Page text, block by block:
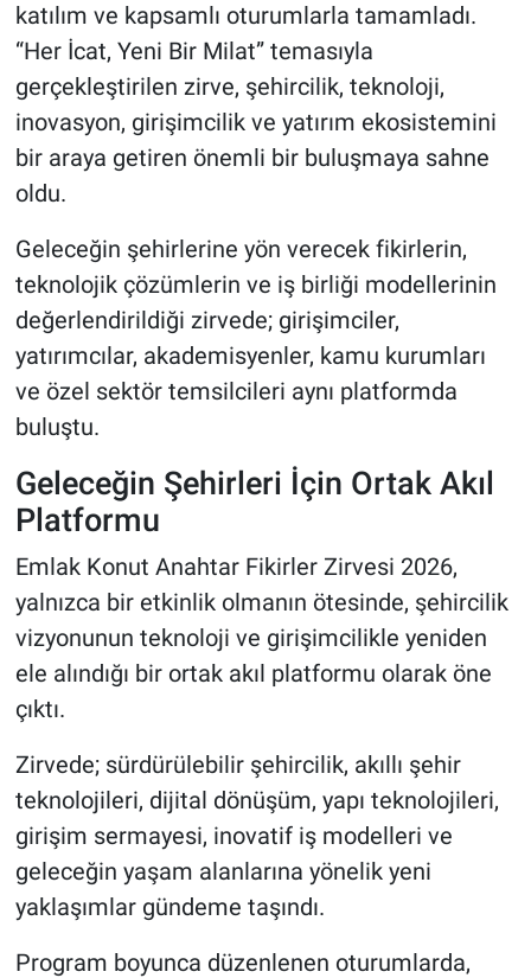
katılım ve kapsamlı oturumlarla tamamladı.
“Her İcat, Yeni Bir Milat” temasıyla
gerçekleştirilen zirve, şehircilik, teknoloji,
inovasyon, girişimcilik ve yatırım ekosistemini
bir araya getiren önemli bir buluşmaya sahne
oldu.
Geleceğin şehirlerine yön verecek fikirlerin,
teknolojik çözümlerin ve iş birliği modellerinin
değerlendirildiği zirvede; girişimciler,
yatırımcılar, akademisyenler, kamu kurumları
ve özel sektör temsilcileri aynı platformda
buluştu.
Geleceğin Şehirleri İçin Ortak Akıl
Platformu
Emlak Konut Anahtar Fikirler Zirvesi 2026,
yalnızca bir etkinlik olmanın ötesinde, şehircilik
vizyonunun teknoloji ve girişimcilikle yeniden
ele alındığı bir ortak akıl platformu olarak öne
çıktı.
Zirvede; sürdürülebilir şehircilik, akıllı şehir
teknolojileri, dijital dönüşüm, yapı teknolojileri,
girişim sermayesi, inovatif iş modelleri ve
geleceğin yaşam alanlarına yönelik yeni
yaklaşımlar gündeme taşındı.
Program boyunca düzenlenen oturumlarda,